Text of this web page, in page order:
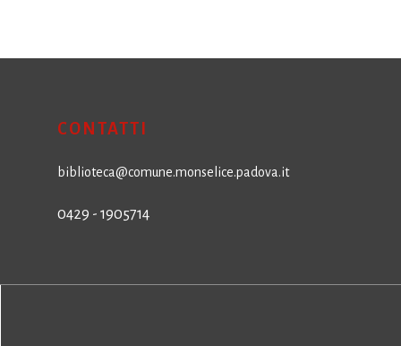
CONTATTI
biblioteca@comune.monselice.padova.it
0429 - 1905714